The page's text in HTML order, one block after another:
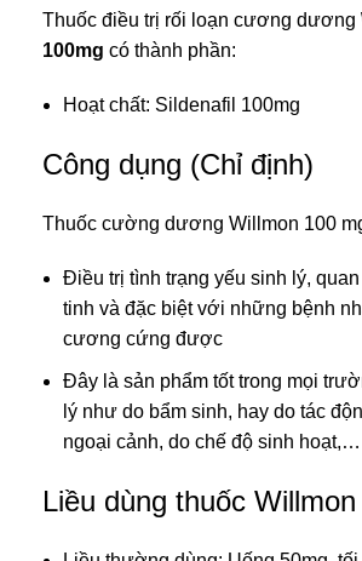
Thuốc điều trị rối loạn cương dương
100mg có thành phần:
Hoạt chất: Sildenafil 100mg
Công dụng (Chỉ định)
Thuốc cường dương Willmon 100
Điều trị tình trạng yếu sinh lý,
tinh và đặc biệt với những bệnh
cương cứng được
Đây là sản phẩm tốt trong mọi
lý như do bẩm sinh, hay do tác
ngoại cảnh, do chế độ sinh hoạt,…
Liều dùng thuốc